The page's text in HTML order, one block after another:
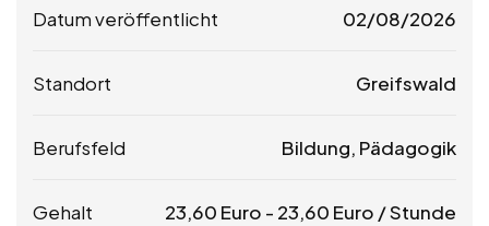
Datum veröffentlicht 02/08/2026
Standort Greifswald
Berufsfeld Bildung, Pädagogik
Gehalt 23,60 Euro - 23,60 Euro / Stunde